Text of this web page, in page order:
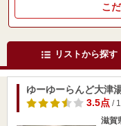
こ
リストから探す
ゆーゆーらんど大津
3.5点/
滋賀